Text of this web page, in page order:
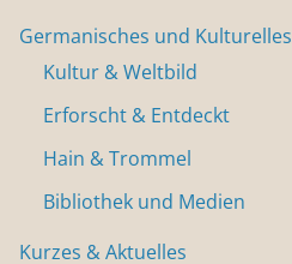
Germanisches und Kulturelles
Kultur & Weltbild
Erforscht & Entdeckt
Hain & Trommel
Bibliothek und Medien
Kurzes & Aktuelles